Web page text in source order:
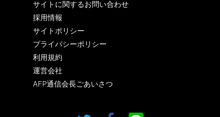
サイトに関するお問い合わせ
採用情報
サイトポリシー
プライバシーポリシー
利用規約
運営会社
AFP通信会長ごあいさつ